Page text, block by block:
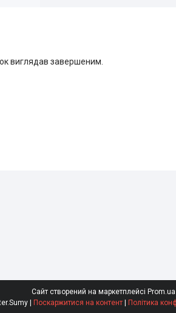
виглядав завершеним.
Сайт створений на маркетплейсі Prom.ua
Printer.Sumy | Поскаржитися на контент | Політика